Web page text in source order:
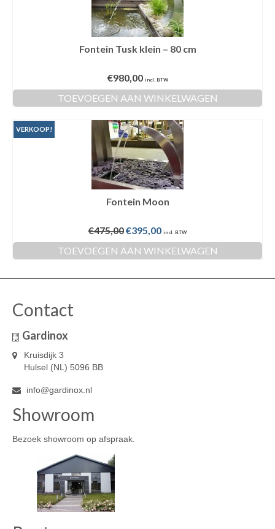
Fontein Tusk klein – 80 cm
€980,00 incl. BTW
TOEVOEGEN AAN WINKELWAGEN
VERKOOP!
Fontein Moon
€475,00Oorspronkelijke
prijs
was:
€395,00Huidige
prijs
is:
incl. BTW
TOEVOEGEN AAN WINKELWAGEN
Contact
Gardinox
Kruisdijk 3
Hulsel (NL) 5096 BB
info@gardinox.nl
Showroom
Bezoek showroom op afspraak.